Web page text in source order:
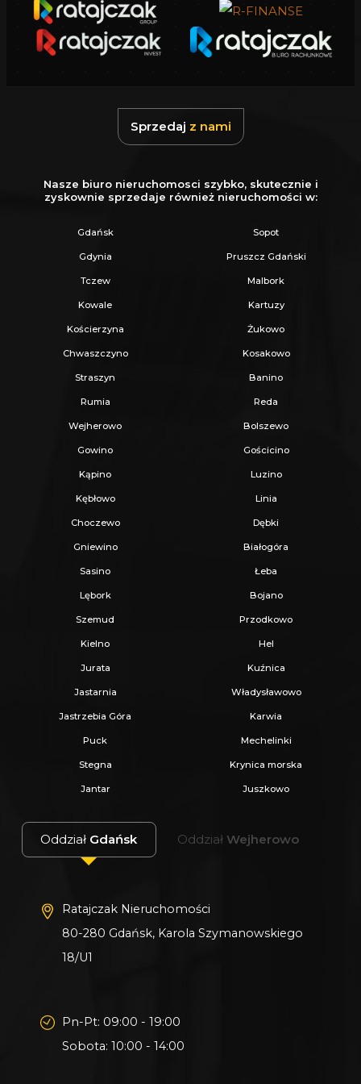
raporty
75% przychodów z najmu trafia
bezpośrednio do właściciela
dowolnym momencie
Przewidywany zwrot z inwestycji: ok. 11%
Udogodnienia dla właścicieli i gości
Planowana strefa SPA: basen, sauna,
jacuzzi
Plac zabaw, strefa grill, wypożyczalnia
rowerów
Ekologiczny melex dowożący na plażę
Całoroczne użytkowanie: ogrzewanie
podłogowe, światłowód, monitoring
Usługi concierge: śniadania, dodatkowe
sprzątanie
Dlaczego warto?
Kameralne osiedle domów w zabudowie
bliźniaczej
Bliskość plaży - tylko 1500 m od morza
Prywatny ogródek i miejsce postojowe
Możliwość wykończenia w standardzie
premium
Dochód pasywny przez cały rok
Planowany termin realizacji: II kwartał 2026
Dostępne również większe domy - do 75 m²
Sprzedaj z nami
Nasze biuro nieruchomosci szybko, skutecznie i
zyskownie sprzedaje również nieruchomości w:
Gdańsk Sopot
Gdynia Pruszcz Gdański
Tczew Malbork
Kowale Kartuzy
Kościerzyna Żukowo
Chwaszczyno Kosakowo
Straszyn Banino
Rumia Reda
Wejherowo Bolszewo
Gowino Gościcino
Kąpino Luzino
Kębłowo Linia
Choczewo Dębki
Gniewino Białogóra
Sasino Łeba
Lębork Bojano
Szemud Przodkowo
Kielno Hel
Jurata Kuźnica
Jastarnia Władysławowo
Jastrzebia Góra Karwia
Puck Mechelinki
Stegna Krynica morska
Jantar Juszkowo
Oddział Gdańsk Oddział Wejherowo
Ratajczak Nieruchomości
80-280 Gdańsk, Karola Szymanowskiego
18/U1
Pn-Pt: 09:00 - 19:00
Sobota: 10:00 - 14:00